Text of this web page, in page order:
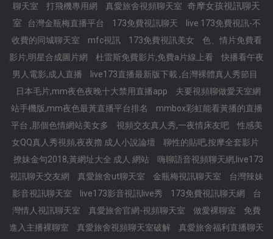
聊天室
打飛機專用網 真愛旅舍視頻聊天室 奇摩女孩視訊聊天
室
台灣金瓶梅直播平台 173免費視訊聊天
live 173免費視訊-不
收費的同城聊天室
mfc視訊 173免費視訊美女
色、情片免費看
影片,明星合成圖片網
杜雷斯免費影片,免費a片線上看
快播看午夜
男人電影,成人直播
live173直播最新版下載 ,台灣裸體真人秀節目
日本毛片,mm夜色夜晚十大禁用直播app
夫要視頻聊做愛天室網
站手機版,mm夜色最黃直播平台排名
mmbox彩虹能看黃播的直播
平台 ,那個色情網站美女多
視頻交友真人秀,一夜情床友吧
性感美
女QQ真人秀視頻,夜夜擼 成人小說論壇
聊性的貼吧,按摩全套影片
撩妹金句2018,黃網址大全 成人 網站
嗨聊語音視頻聊天網,live173
視訊聊天交友網
真愛旅舍ut聊天室 金瓶梅視訊聊天室
台灣辣妹
影音視訊聊天室
live173影音視訊live秀 173免費視訊聊天網
台
灣情人視訊聊天室
真愛旅舍官網-視頻聊天室 做愛裸聊室
免費
進入主播裸聊室
真愛旅舍視頻聊天室破解 真愛旅舍福利直播聊天